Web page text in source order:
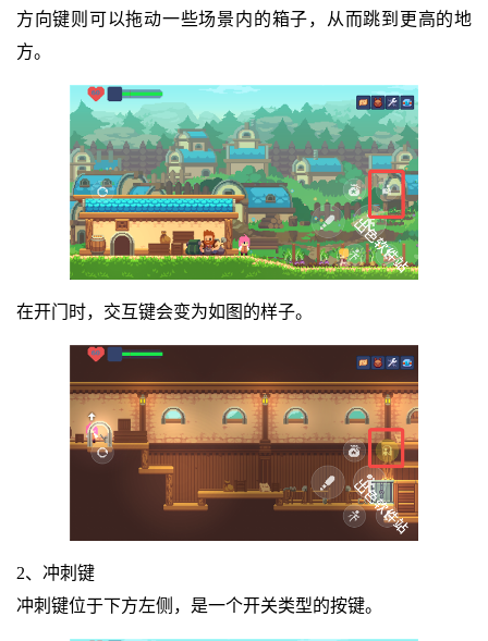
方向键则可以拖动一些场景内的箱子，从而跳到更高的地
方。
在开门时，交互键会变为如图的样子。
2、冲刺键
冲刺键位于下方左侧，是一个开关类型的按键。